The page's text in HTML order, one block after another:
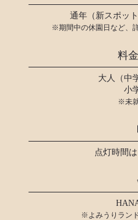
通年（新スポット
※期間中の休園日など、
料
大人（中
小
※未
点灯時間
※よみうりラン